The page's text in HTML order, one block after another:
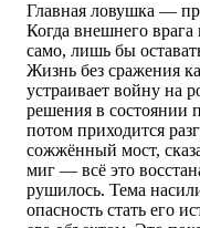
Главная ловушка —
Когда внешнего
само, лишь бы
Жизнь без сражения
устраивает войну на
решения в состоянии
потом приходится
сожжённый мост,
миг — всё это
рушилось. Тема
опасность стать его